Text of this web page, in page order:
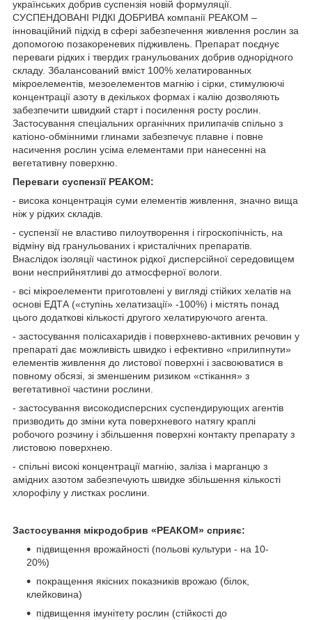
українських добрив суспензія новій формуляції.
СУСПЕНДОВАНІ РІДКІ ДОБРИВА компанії РЕАКОМ –
інноваційний підхід в сфері забезпечення живлення рослин за
допомогою позакореневих підживлень. Препарат поєднує
переваги рідких і твердих гранульованих добрив однорідного
складу. Збалансований вміст 100% хелатированных
мікроелементів, мезоелементов магнію і сірки, стимулюючі
концентрації азоту в декількох формах і калію дозволяють
забезпечити швидкий старт і посилення росту рослин.
Застосування спеціальних органічних прилипачів спільно з
катіоно-обмінними глинами забезпечує плавне і повне
насичення рослин усіма елементами при нанесенні на
вегетативну поверхню.
Переваги суспензії РЕАКОМ:
- висока концентрація суми елементів живлення, значно вища
ніж у рідких складів.
- суспензії не властиво пилоутворення і гігроскопічність, на
відміну від гранульованих і кристалічних препаратів.
Внаслідок ізоляції частинок рідкої дисперсійної середовищем
вони несприйнятливі до атмосферної вологи.
- всі мікроелементи приготовлені у вигляді стійких хелатів на
основі ЕДТА («ступінь хелатизації» -100%) і містять понад
цього додаткові кількості другого хелатируючого агента.
- застосування полісахаридів і поверхнево-активних речовин у
препараті дає можливість швидко і ефективно «прилипнути»
елементів живлення до листової поверхні і засвоюватися в
повному обсязі, зі зменшеним ризиком «стікання» з
вегетативної частини рослини.
- застосування високодисперсних суспендирующих агентів
призводить до зміни кута поверхневого натягу краплі
робочого розчину і збільшення поверхні контакту препарату з
листовою поверхнею.
- спільні високі концентрації магнію, заліза і марганцю з
амідних азотом забезпечують швидке збільшення кількості
хлорофілу у листках рослини.
Застосування мікродобрив «РЕАКОМ» сприяє:
підвищення врожайності (польові культури - на 10-
20%)
покращення якісних показників врожаю (білок,
клейковина)
підвищення імунітету рослин (стійкості до